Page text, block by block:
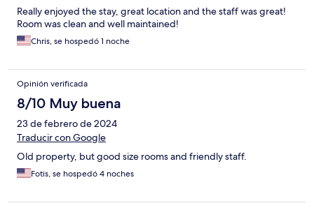
Really enjoyed the stay, great location and the staff was great!
Room was clean and well maintained!
Chris, se hospedó 1 noche
Opinión verificada
8/10 Muy buena
23 de febrero de 2024
Traducir con Google
Old property, but good size rooms and friendly staff.
Fotis, se hospedó 4 noches